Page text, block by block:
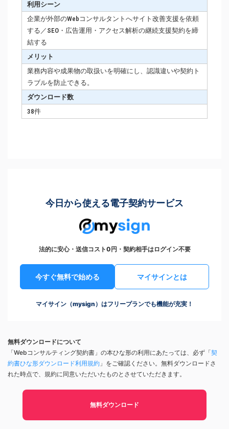
利用シーン
企業が外部のWebコンサルタントへサイト改善支援を依頼
する／SEO・広告運用・アクセス解析の継続支援契約を締
結する
メリット
業務内容や成果物の取扱いを明確にし、認識違いや契約ト
ラブルを防止できる。
ダウンロード数
38件
今日から使える電子契約サービス
法的に安心・送信コスト0円・契約相手はログイン不要
今すぐ無料で始める マイサインとは
マイサイン（mysign）はフリープランでも機能が充実！
無料ダウンロードについて
「Webコンサルティング契約書」の本ひな形の利用にあたっては、必ず「契
約書ひな形ダウンロード利用規約 」をご確認ください。無料ダウンロードさ
れた時点で、規約に同意いただいたものとさせていただきます。
無料ダウンロード